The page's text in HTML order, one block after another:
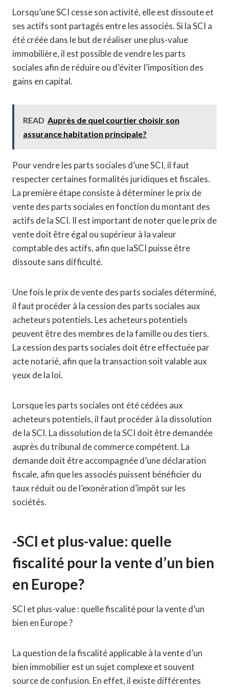
Lorsqu’une SCI cesse son activité, elle est dissoute et
ses actifs sont partagés entre les associés. Si la SCI a
été créée dans le but de réaliser une plus-value
immobilière, il est possible de vendre les parts
sociales afin de réduire ou d’éviter l’imposition des
gains en capital.
READ Auprès de quel courtier choisir son
assurance habitation principale?
Pour vendre les parts sociales d’une SCI, il faut
respecter certaines formalités juridiques et fiscales.
La première étape consiste à déterminer le prix de
vente des parts sociales en fonction du montant des
actifs de la SCI. Il est important de noter que le prix de
vente doit être égal ou supérieur à la valeur
comptable des actifs, afin que laSCI puisse être
dissoute sans difficulté.
Une fois le prix de vente des parts sociales déterminé,
il faut procéder à la cession des parts sociales aux
acheteurs potentiels. Les acheteurs potentiels
peuvent être des membres de la famille ou des tiers.
La cession des parts sociales doit être effectuée par
acte notarié, afin que la transaction soit valable aux
yeux de la loi.
Lorsque les parts sociales ont été cédées aux
acheteurs potentiels, il faut procéder à la dissolution
de la SCI. La dissolution de la SCI doit être demandée
auprès du tribunal de commerce compétent. La
demande doit être accompagnée d’une déclaration
fiscale, afin que les associés puissent bénéficier du
taux réduit ou de l’exonération d’impôt sur les
sociétés.
-SCI et plus-value: quelle
fiscalité pour la vente d’un bien
en Europe?
SCI et plus-value : quelle fiscalité pour la vente d’un
bien en Europe ?
La question de la fiscalité applicable à la vente d’un
bien immobilier est un sujet complexe et souvent
source de confusion. En effet, il existe différentes